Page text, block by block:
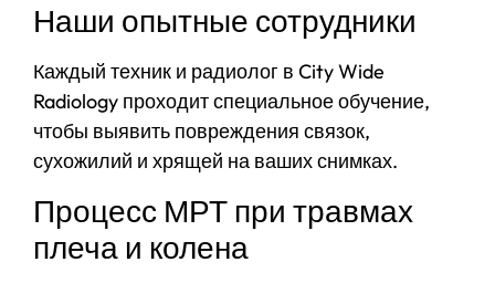
Наши опытные сотрудники
Каждый техник и радиолог в City Wide
Radiology проходит специальное обучение,
чтобы выявить повреждения связок,
сухожилий и хрящей на ваших снимках.
Процесс МРТ при травмах
плеча и колена